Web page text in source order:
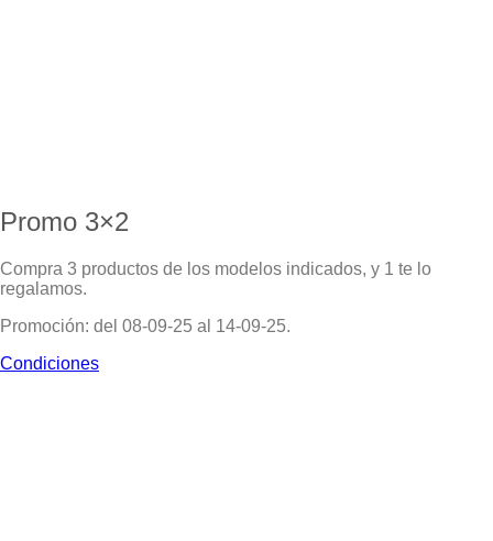
Promo 3×2
Compra 3 productos de los modelos indicados, y 1 te lo
regalamos.
Promoción: del 08-09-25 al 14-09-25.
Condiciones